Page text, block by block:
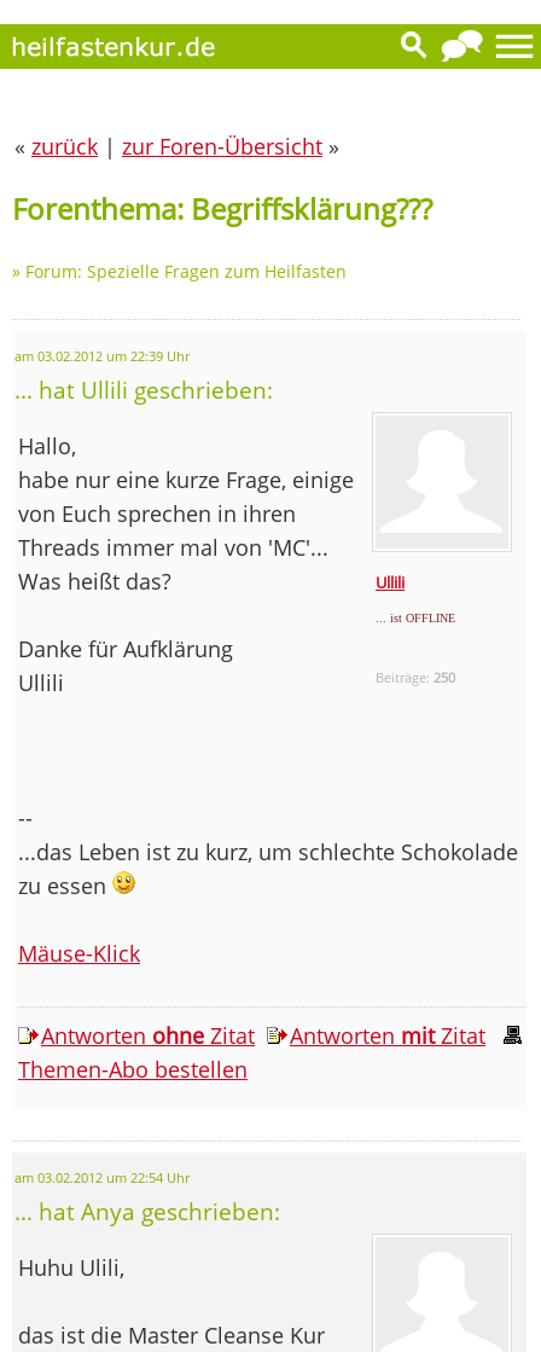
« zurück | zur Foren-Übersicht »
Forenthema: Begriffsklärung???
» Forum: Spezielle Fragen zum Heilfasten
am 03.02.2012 um 22:39 Uhr
... hat Ullili geschrieben:
Ullili
... ist OFFLINE
Beiträge: 250
Hallo,
habe nur eine kurze Frage, einige
von Euch sprechen in ihren
Threads immer mal von 'MC'...
Was heißt das?
Danke für Aufklärung
Ullili
--
...das Leben ist zu kurz, um schlechte Schokolade
zu essen
Mäuse-Klick
Antworten ohne Zitat Antworten mitZitat
Themen-Abo bestellen
am 03.02.2012 um 22:54 Uhr
... hat Anya geschrieben:
Huhu Ulili,
das ist die Master Cleanse Kur